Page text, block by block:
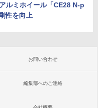
ルミホイール「CE28 N-p
性を向上
お問い合わせ
編集部へのご連絡